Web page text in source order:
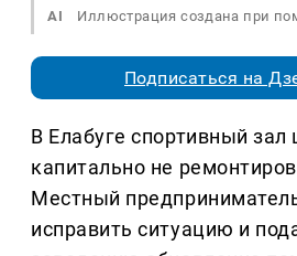
AI Иллюстрация создана при
Подписаться на
В Елабуге спортивный
капитально не
Местный
исправить ситуацию и